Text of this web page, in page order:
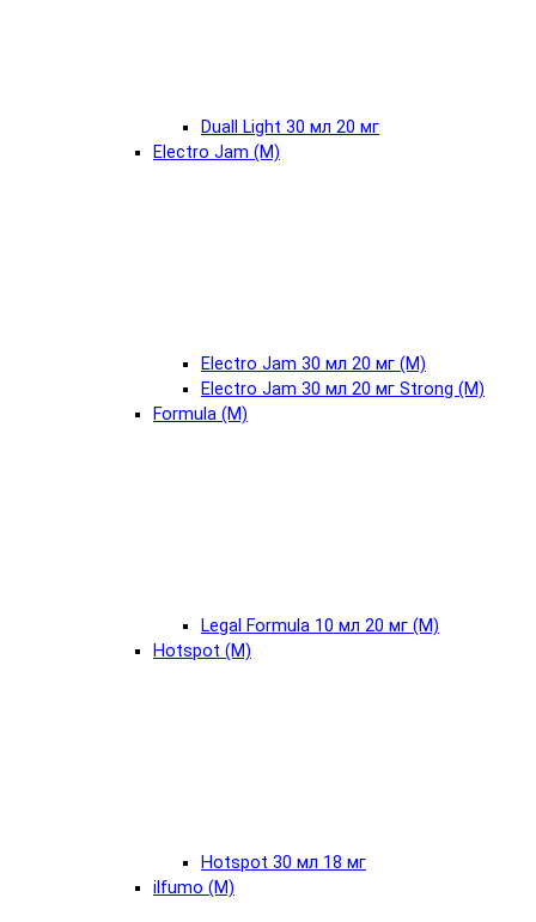
Duall Light 30 мл 20 мг
Electro Jam (М)
Electro Jam 30 мл 20 мг (М)
Electro Jam 30 мл 20 мг Strong (М)
Formula (М)
Legal Formula 10 мл 20 мг (М)
Hotspot (М)
Hotspot 30 мл 18 мг
ilfumo (М)